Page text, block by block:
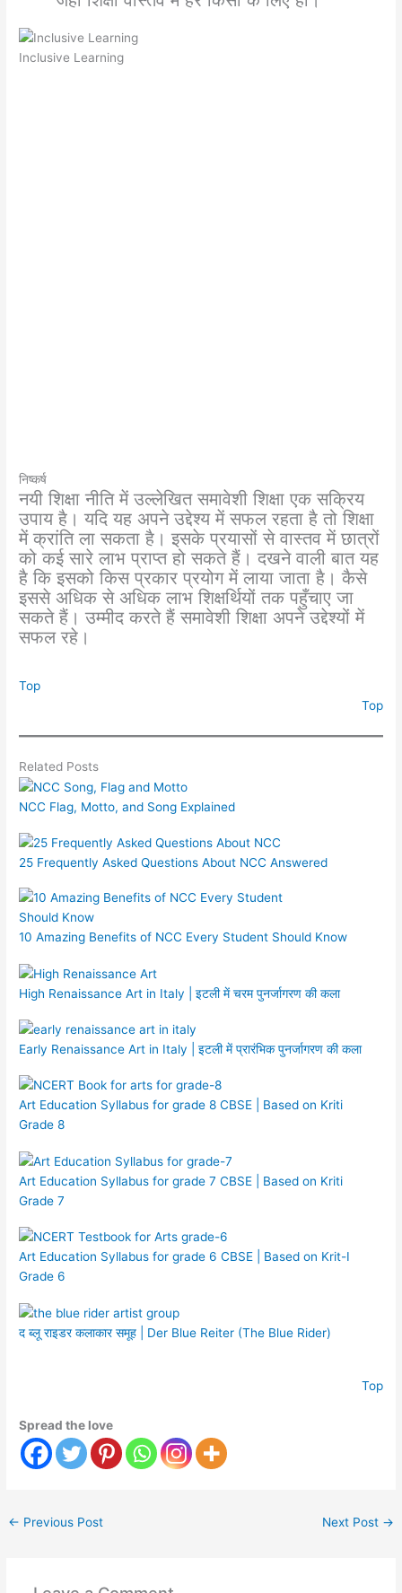
Inclusive Learning
निष्कर्ष
नयी शिक्षा नीति में उल्लेखित समावेशी शिक्षा एक सक्रिय
उपाय है। यदि यह अपने उद्देश्य में सफल रहता है तो शिक्षा
में क्रांति ला सकता है। इसके प्रयासों से वास्तव में छात्रों
को कई सारे लाभ प्राप्त हो सकते हैं। दखने वाली बात यह
है कि इसको किस प्रकार प्रयोग में लाया जाता है। कैसे
इससे अधिक से अधिक लाभ शिक्षर्थियों तक पहुँचाए जा
सकते हैं। उम्मीद करते हैं समावेशी शिक्षा अपने उद्देश्यों में
सफल रहे।
Top
Top
Related Posts
NCC Flag, Motto, and Song Explained
25 Frequently Asked Questions About NCC Answered
10 Amazing Benefits of NCC Every Student Should Know
High Renaissance Art in Italy | इटली में चरम पुनर्जागरण की कला
Early Renaissance Art in Italy | इटली में प्रारंभिक पुनर्जागरण की कला
Art Education Syllabus for grade 8 CBSE | Based on Kriti
Grade 8
Art Education Syllabus for grade 7 CBSE | Based on Kriti
Grade 7
Art Education Syllabus for grade 6 CBSE | Based on Krit-I
Grade 6
द ब्लू राइडर कलाकार समूह | Der Blue Reiter (The Blue Rider)
Top
Spread the love
← Previous Post Next Post →